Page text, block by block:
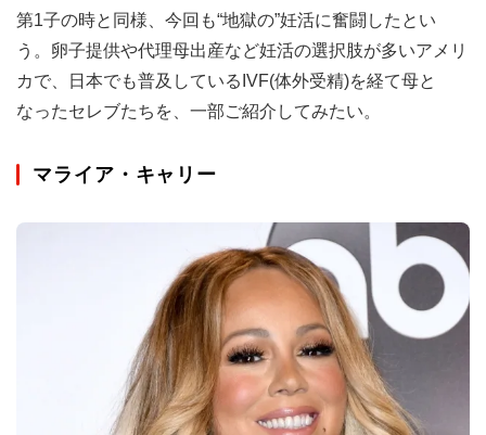
第1子の時と同様、今回も“地獄の”妊活に奮闘したとい
う。卵子提供や代理母出産など妊活の選択肢が多いアメリ
カで、日本でも普及しているIVF(体外受精)を経て母と
なったセレブたちを、一部ご紹介してみたい。
マライア・キャリー